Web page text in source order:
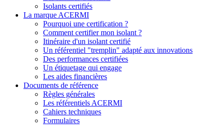
Isolants certifiés
La marque ACERMI
Pourquoi une certification ?
Comment certifier mon isolant ?
Itinéraire d'un isolant certifié
Un référentiel "tremplin" adapté aux innovations
Des performances certifiées
Un étiquetage qui engage
Les aides financières
Documents de référence
Règles générales
Les référentiels ACERMI
Cahiers techniques
Formulaires